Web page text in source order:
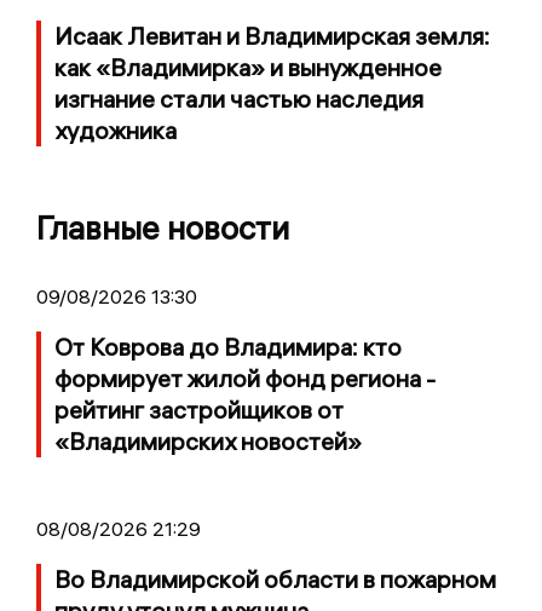
Исаак Левитан и Владимирская земля:
как «Владимирка» и вынужденное
изгнание стали частью наследия
художника
Главные новости
09/08/2026 13:30
От Коврова до Владимира: кто
формирует жилой фонд региона -
рейтинг застройщиков от
«Владимирских новостей»
08/08/2026 21:29
Во Владимирской области в пожарном